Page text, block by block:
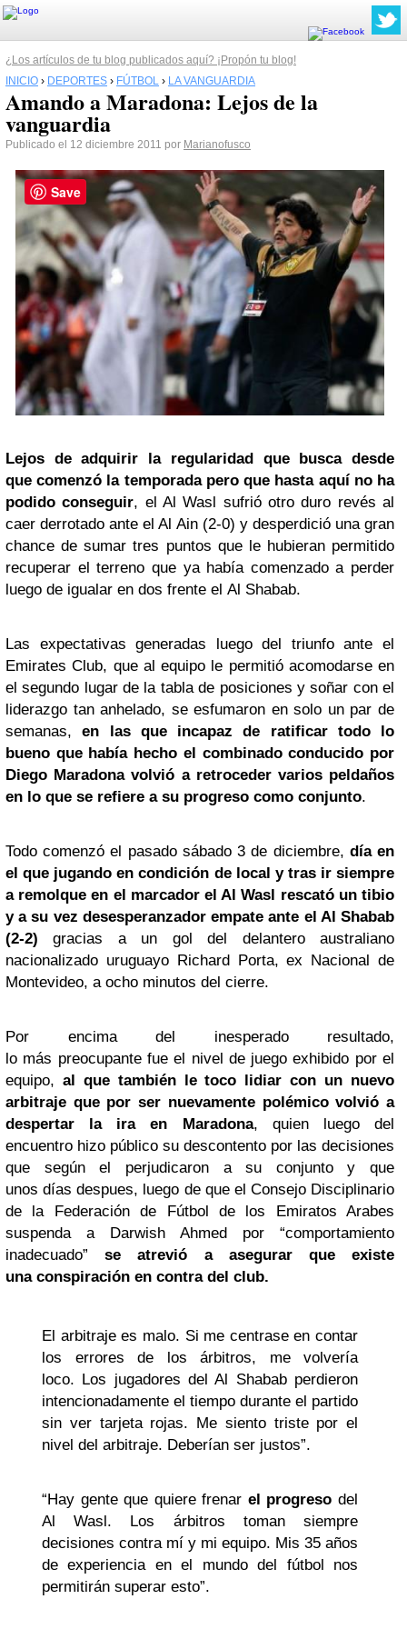
¿Los artículos de tu blog publicados aquí? ¡Propón tu blog!
INICIO › DEPORTES › FÚTBOL › LA VANGUARDIA
Amando a Maradona: Lejos de la
vanguardia
Publicado el 12 diciembre 2011 por Marianofusco
Lejos de adquirir la regularidad que busca desde
que comenzó la temporada pero que hasta aquí no ha
podido conseguir, el Al Wasl sufrió otro duro revés al
caer derrotado ante el Al Ain (2-0) y desperdició una gran
chance de sumar tres puntos que le hubieran permitido
recuperar el terreno que ya había comenzado a perder
luego de igualar en dos frente el Al Shabab.
Las expectativas generadas luego del triunfo ante el
Emirates Club, que al equipo le permitió acomodarse en
el segundo lugar de la tabla de posiciones y soñar con el
liderazgo tan anhelado, se esfumaron en solo un par de
semanas,en las que incapaz de ratificar todo lo
bueno que había hecho el combinado conducido por
Diego Maradona volvió a retroceder varios peldaños
en lo que se refiere a su progreso como conjunto.
Todo comenzó el pasado sábado 3 de diciembre, día en
el que jugando en condición de local y tras ir siempre
a remolque en el marcador elAl Wasl
rescató un tibio
y a su vez desesperanzador empate ante el Al Shabab
(2-2) gracias a un gol del delantero australiano
nacionalizado uruguayo Richard Porta, ex Nacional de
Montevideo, a ocho minutos del cierre.
Por encima del inesperado resultado,
lo más preocupante fue el nivel de juego exhibido por el
equipo, al que también le toco lidiar con un nuevo
arbitraje que por ser nuevamente polémico volvió a
despertar la ira en Maradona, quien luego del
encuentro hizo público su descontento por las decisiones
que según el perjudicaron a su conjunto y que
unos días despues, luego de que el Consejo Disciplinario
de la Federación de Fútbol de los Emiratos Arabes
suspenda a Darwish Ahmed por “comportamiento
inadecuado”se atrevió a asegurar que existe
una conspiración en contra del club.
El arbitraje es malo. Si me centrase en contar
los errores de los árbitros, me volvería
loco. Los jugadores del Al Shabab perdieron
intencionadamente el tiempo durante el partido
sin ver tarjeta rojas. Me siento triste por el
nivel del arbitraje. Deberían ser justos”.
“Hay gente que quiere frenar el progreso del
Al Wasl. Los árbitros toman siempre
decisiones contra mí y mi equipo. Mis 35 años
de experiencia en el mundo del fútbol nos
permitirán superar esto”.
Save